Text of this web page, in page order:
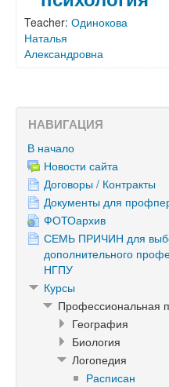
Teacher: Одинокова
Наталья
Александровна
НАВИГАЦИЯ
В начало
Новости сайта
Договоры / Контракты
Документы для
ФОТОархив
СЕМЬ ПРИЧИН для
дополнительного
НГПУ
Курсы
Профессиональная
География
Биология
Логопедия
Расписан